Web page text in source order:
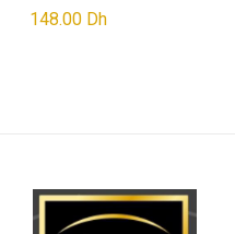
148.00 Dh